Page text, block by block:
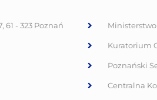
61 - 323 Poznań
Kuratorium
Poznański
Centralna